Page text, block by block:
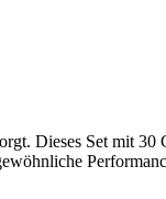
Dieses Set mit